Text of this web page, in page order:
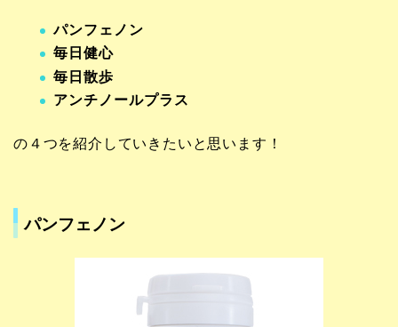
パンフェノン
毎日健心
毎日散歩
アンチノールプラス
の４つを紹介していきたいと思います！
パンフェノン